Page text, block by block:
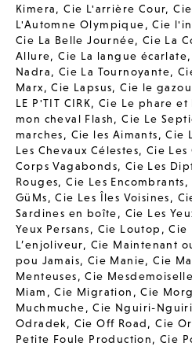
Kimera,Cie L'arrière Cour,
L'Automne Olympique,Cie
Cie La Belle Journée, Cie La
Allure,Cie La langue écarlate,
Nadra, Cie La Tournoyante,
Marx,Cie Lapsus,Cie le
LE P'TIT CIRK,Cie Le phare et
mon cheval Flash,Cie Le
marches, Cie les Aimants,Cie
Les Chevaux Célestes, Cie Les
Corps Vagabonds, Cie Les
Rouges,Cie Les Encombrants,
GüMs,Cie Les Îles Voisines,
Sardines en boîte, Cie Les
Yeux Persans, Cie Loutop ,Cie
L’enjoliveur, Cie Maintenant
pou Jamais, Cie Manie,Cie
Menteuses,Cie
Miam ,Cie Migration ,Cie
Muchmuche,Cie Nguiri-
Odradek, Cie Off Road,Cie
Petite Foule Production,Cie